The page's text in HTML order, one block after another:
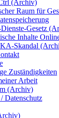
(Archiv)
Raum für
Gesetz
Inhalte
Skandal
Zuständigkeiten
Arbeit
(Archiv)
Datenschutz